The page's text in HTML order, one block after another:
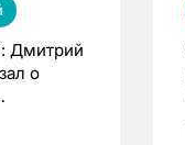
Дмитрий
о